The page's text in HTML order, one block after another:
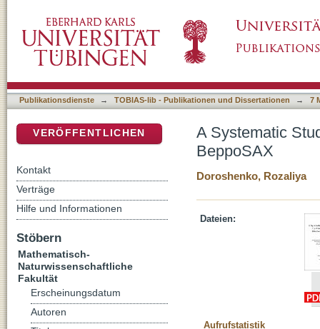
Publikationsdienste → TOBIAS-lib - Publikationen und Dissertationen → 7
A Systematic
BeppoSAX
Doroshenko, Rozaliya
Dateien:
Aufrufstatistik
VERÖFFENTLICHEN
Kontakt
Verträge
Hilfe und Informationen
Stöbern
Mathematisch-
Naturwissenschaftliche
Fakultät
Erscheinungsdatum
Autoren